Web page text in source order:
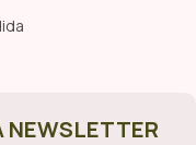
NEWSLETTER